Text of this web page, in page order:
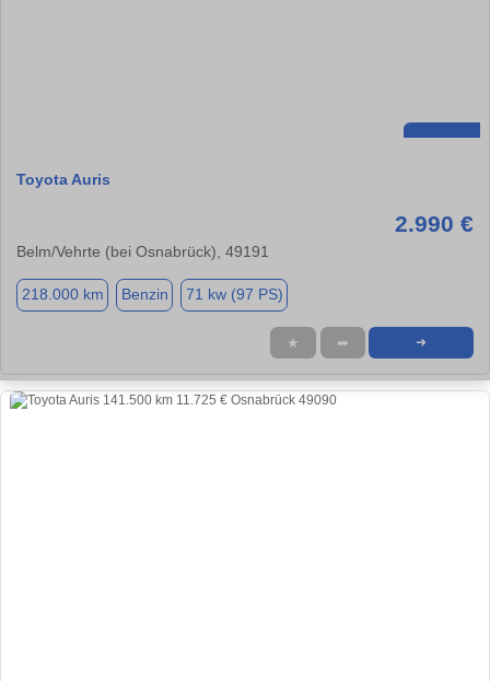
Toyota Auris
2.990 €
Belm/Vehrte (bei Osnabrück), 49191
218.000 km Benzin 71 kw (97 PS)
★ ➦ ➜